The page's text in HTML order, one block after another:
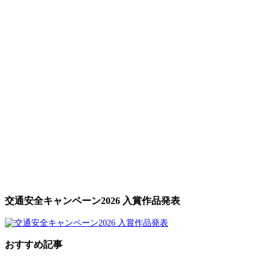
交通安全キャンペーン2026 入賞作品発表
おすすめ記事